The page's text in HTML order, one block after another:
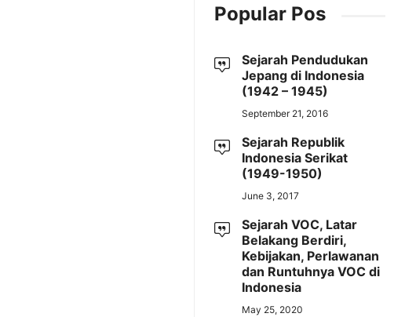
Popular Pos
Sejarah Pendudukan
Jepang di Indonesia
(1942 – 1945)
September 21, 2016
Sejarah Republik
Indonesia Serikat
(1949-1950)
June 3, 2017
Sejarah VOC, Latar
Belakang Berdiri,
Kebijakan, Perlawanan
dan Runtuhnya VOC di
Indonesia
May 25, 2020